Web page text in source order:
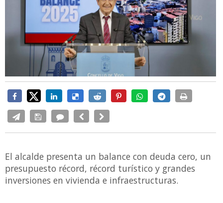
El alcalde presenta un balance con deuda cero, un
presupuesto récord, récord turístico y grandes
inversiones en vivienda e infraestructuras.